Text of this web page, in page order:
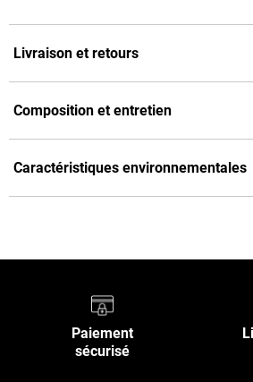
Livraison et retours
Composition et entretien
Caractéristiques environnementales
Paiement
sécurisé